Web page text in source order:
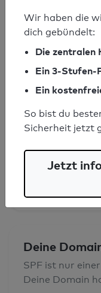
Ihr
SPF-
Deine
SPF ist nur
Deine Domain
Wir haben die
dich gebündelt:
Die zentralen
Ein 3-Stufen-
Ein
So bist du
Sicherheit jetzt
Jetzt